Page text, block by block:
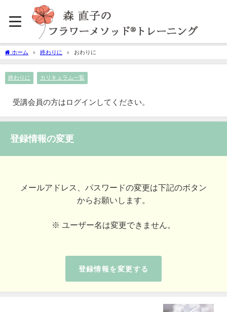
ホーム 終わりに おわりに
終わりに カリキュラム一覧
受講会員の方はログインしてください。
登録情報の変更
メールアドレス、パスワードの変更は下記のボタン
からお願いします。
※ ユーザー名は変更できません。
登録情報を変更する